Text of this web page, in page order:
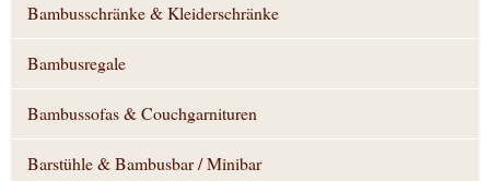
Bambusschränke & Kleiderschränke
Bambusregale
Bambussofas & Couchgarnituren
Barstühle & Bambusbar / Minibar